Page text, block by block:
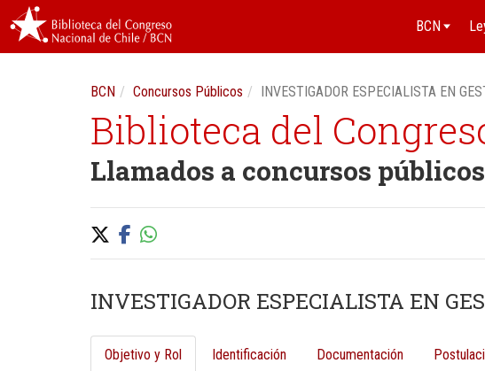
BCN
BCN Concursos Públicos INVESTIGADOR ESPECIALISTA EN
Biblioteca del
Llamados a concursos públicos
INVESTIGADOR ESPECIALISTA EN
Objetivo y Rol Identificación Documentación